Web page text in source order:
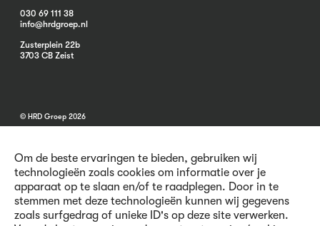
Om de beste ervaringen te bieden, gebruiken wij
technologieën zoals cookies om informatie over je
apparaat op te slaan en/of te raadplegen. Door in te
stemmen met deze technologieën kunnen wij gegevens
zoals surfgedrag of unieke ID's op deze site verwerken.
030 69 111 38
info@hrdgroep.nl
Zusterplein 22b
3703 CB Zeist
© HRD Groep 2026
Algemene informatie